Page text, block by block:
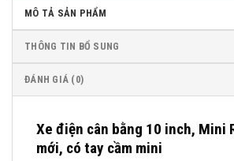
MÔ TẢ SẢN PHẨM
THÔNG TIN BỔ SUNG
ĐÁNH GIÁ (0)
Xe điện cân bằng 10 inch, Mini
mới, có tay cầm mini